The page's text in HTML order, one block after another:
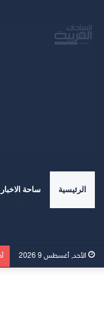
الرئيسية ساحة الاخبار
الأحد, أغسطس 9 2026